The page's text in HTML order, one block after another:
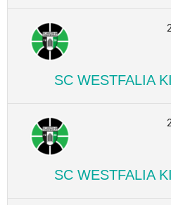
SC WESTFALIA
SC WESTFALIA